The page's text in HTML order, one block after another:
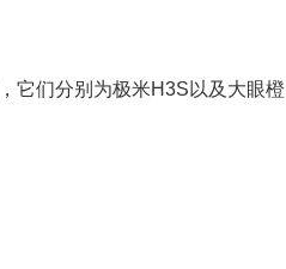
它们分别为极米H3S以及大眼橙